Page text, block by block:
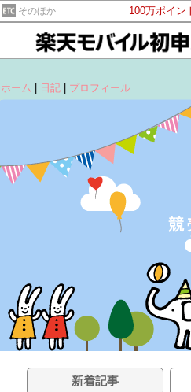
そのほか 100万ポイン
ホーム
日記 プロフィール
競
新着記事